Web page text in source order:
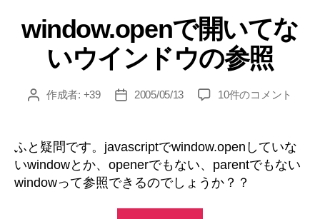
ゴ
リ
ー
window.openで開いてな
いウインドウの参照
投 作成者: +39
投
2005/05/13
window.open
て
な
い
10件のコメント
ふと疑問です。javascriptでwindow.openしていな
いwindowとか、openerでもない、parentでもない
windowって参照できるのでしょうか？？